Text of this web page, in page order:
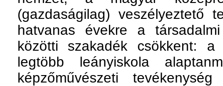
(gazdaságilag) veszélyeztető
hatvanas évekre a
közötti szakadék csökkent:
legtöbb leányiskola
képzőművészeti